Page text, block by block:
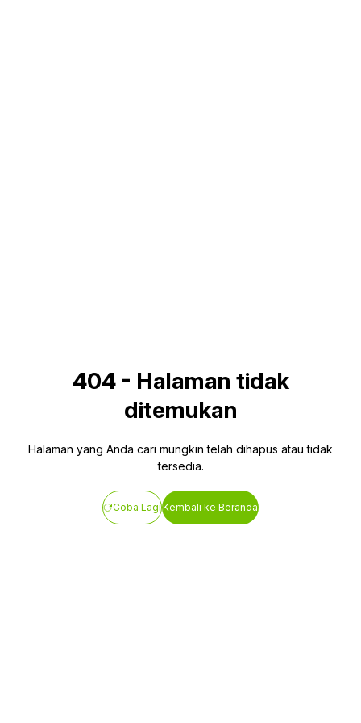
404- Halaman tidak
ditemukan
Halaman yang Anda cari mungkin telah dihapus atau tidak
tersedia.
Coba LagiKembali ke Beranda